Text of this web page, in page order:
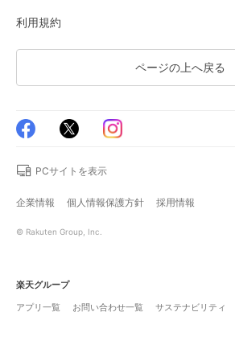
利用規約
ページの上へ戻る
PCサイトを表示
企業情報 個人情報保護方針 採用情報
© Rakuten Group, Inc.
楽天グループ
アプリ一覧
お問い合わせ一覧 サステナビリティ